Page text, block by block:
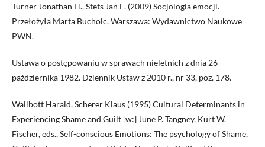
Turner Jonathan H., Stets Jan E. (2009) Socjologia emocji.
Przełożyła Marta Bucholc. Warszawa: Wydawnictwo Naukowe
PWN.
Ustawa o postępowaniu w sprawach nieletnich z dnia 26
października 1982. Dziennik Ustaw z 2010 r., nr 33, poz. 178.
Wallbott Harald, Scherer Klaus (1995) Cultural Determinants in
Experiencing Shame and Guilt [w:] June P. Tangney, Kurt W.
Fischer, eds., Self-conscious Emotions: The psychology of Shame,